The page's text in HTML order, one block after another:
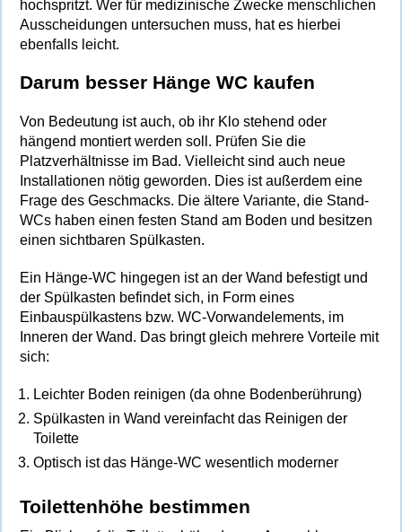
hochspritzt. Wer für medizinische Zwecke menschlichen
Ausscheidungen untersuchen muss, hat es hierbei
ebenfalls leicht.
Darum besser Hänge WC kaufen
Von Bedeutung ist auch, ob ihr Klo stehend oder
hängend montiert werden soll. Prüfen Sie die
Platzverhältnisse im Bad. Vielleicht sind auch neue
Installationen nötig geworden. Dies ist außerdem eine
Frage des Geschmacks. Die ältere Variante, die Stand-
WCs haben einen festen Stand am Boden und besitzen
einen sichtbaren Spülkasten.
Ein Hänge-WC hingegen ist an der Wand befestigt und
der Spülkasten befindet sich, in Form eines
Einbauspülkastens bzw. WC-Vorwandelements, im
Inneren der Wand. Das bringt gleich mehrere Vorteile mit
sich:
Leichter Boden reinigen (da ohne Bodenberührung)
Spülkasten in Wand vereinfacht das Reinigen der
Toilette
Optisch ist das Hänge-WC wesentlich moderner
Toilettenhöhe bestimmen